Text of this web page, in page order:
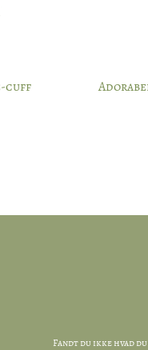
designmøde
cuff
Fandt du ikke hvad